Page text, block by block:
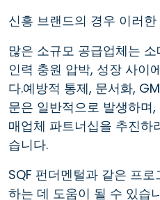
신흥 브랜드의 경우 이러
많은 소규모 공급업체는
인력 충원 압박, 성장 사이
다.예방적 통제, 문서화,
문은 일반적으로 발생하며
매업체 파트너십을 추진하
습니다.
SQF 펀더멘털과 같은 프
하는 데 도움이 될 수 있습